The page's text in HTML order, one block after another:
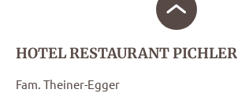
HOTEL RESTAURANT PICHLER
Fam. Theiner-Egger